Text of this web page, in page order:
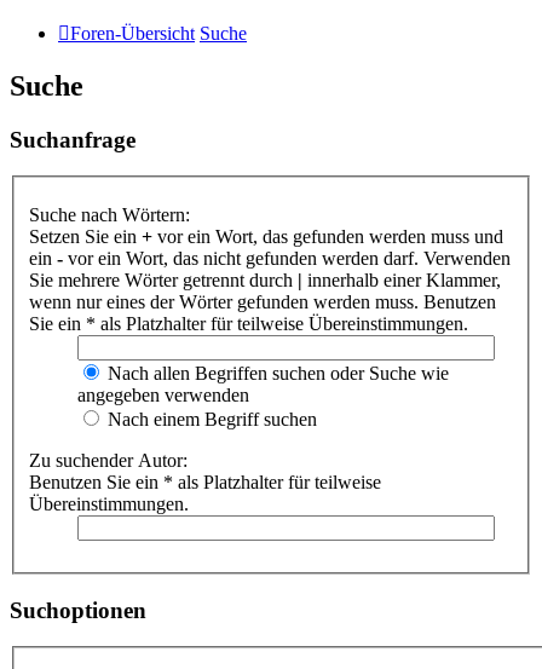
Foren-Übersicht Suche
Suche
Suchanfrage
Suche nach Wörtern:
Setzen Sie ein + vor ein Wort, das gefunden werden muss und
ein - vor ein Wort, das nicht gefunden werden darf. Verwenden
Sie mehrere Wörter getrennt durch | innerhalb einer Klammer,
wenn nur eines der Wörter gefunden werden muss. Benutzen
Sie ein * als Platzhalter für teilweise Übereinstimmungen.
Nach allen Begriffen suchen oder Suche wie
angegeben verwenden
Nach einem Begriff suchen
Zu suchender Autor:
Benutzen Sie ein * als Platzhalter für teilweise
Übereinstimmungen.
Suchoptionen